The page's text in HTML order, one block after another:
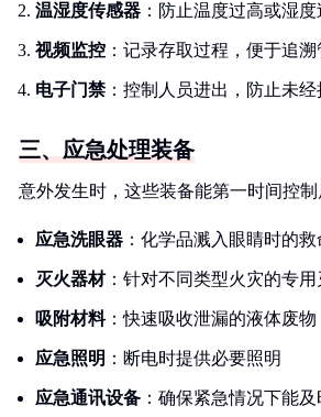
温湿度传感器 ：防止温度过高或湿
视频监控 ：记录存取过程，便于追溯
电子门禁：控制人员进出，防止未经
三、应急处理装备
意外发生时，这些装备能第一时间控制
应急洗眼器 ：化学品溅入眼睛时的
灭火器材：针对不同类型火灾的专用
吸附材料：快速吸收泄漏的液体废物
应急照明 ：断电时提供必要照明
应急通讯设备 ：确保紧急情况下能